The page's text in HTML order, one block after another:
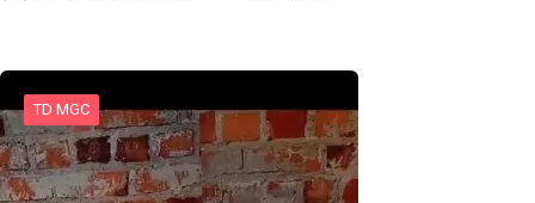
TD MGC